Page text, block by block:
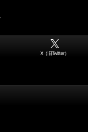
X（旧Twitter）